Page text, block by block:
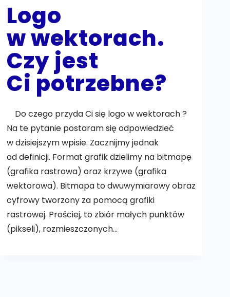
Logo
w wektorach.
Czy jest
Ci potrzebne?
Do czego przyda Ci się logo w wektorach ?
Na te pytanie postaram się odpowiedzieć
w dzisiejszym wpisie. Zacznijmy jednak
od definicji. Format grafik dzielimy na bitmapę
(grafika rastrowa) oraz krzywe (grafika
wektorowa). Bitmapa to dwuwymiarowy obraz
cyfrowy tworzony za pomocą grafiki
rastrowej. Prościej, to zbiór małych punktów
(pikseli), rozmieszczonych…